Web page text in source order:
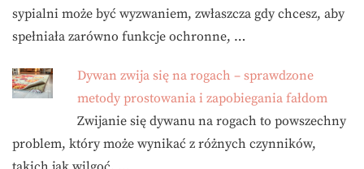
sypialni może być wyzwaniem, zwłaszcza gdy chcesz, aby
spełniała zarówno funkcje ochronne, …
Dywan zwija się na rogach – sprawdzone
metody prostowania i zapobiegania fałdom
Zwijanie się dywanu na rogach to powszechny
problem, który może wynikać z różnych czynników,